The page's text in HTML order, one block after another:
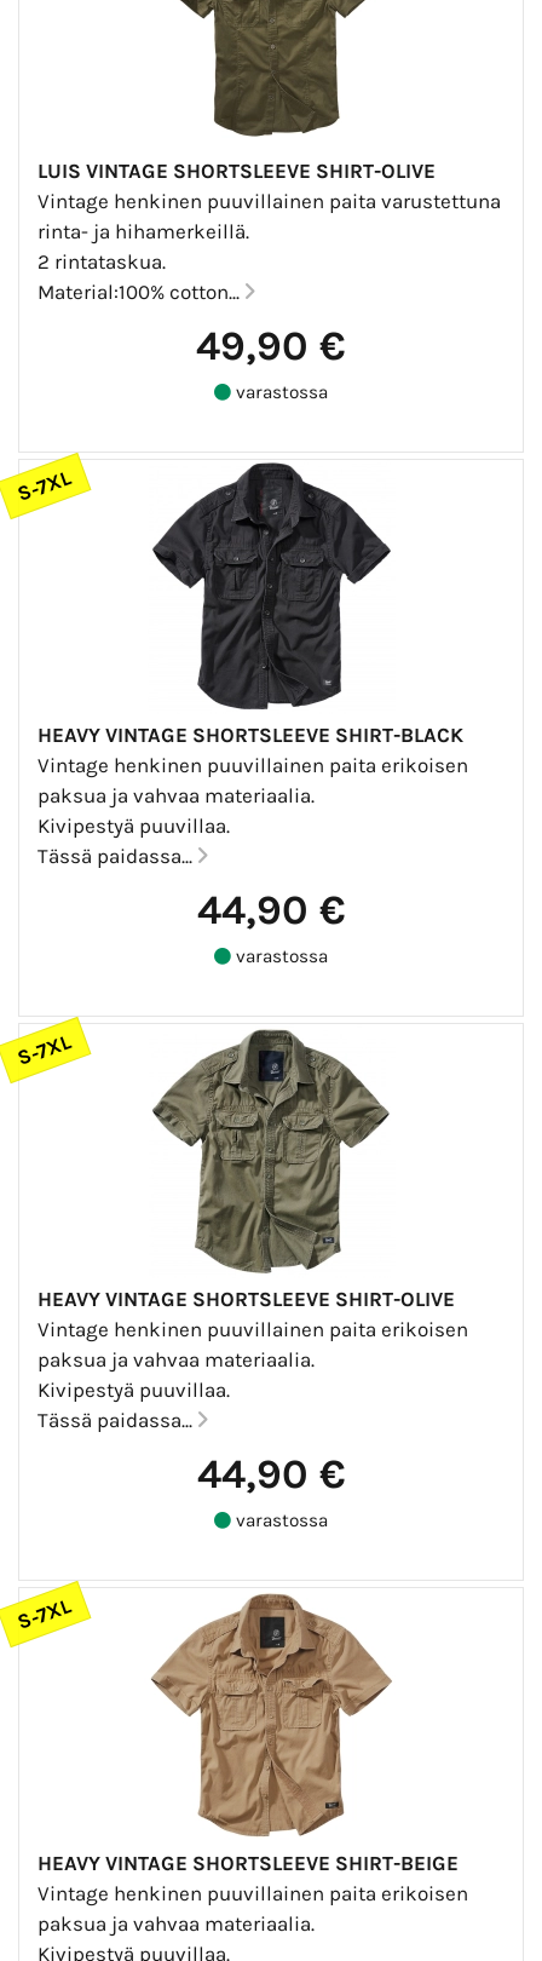
LUIS VINTAGE SHORTSLEEVE SHIRT-OLIVE
Vintage henkinen puuvillainen paita varustettuna
rinta- ja hihamerkeillä.
2 rintataskua.
Material:100% cotton...
49,90 €
varastossa
S-7XL
HEAVY VINTAGE SHORTSLEEVE SHIRT-BLACK
Vintage henkinen puuvillainen paita erikoisen
paksua ja vahvaa materiaalia.
Kivipestyä puuvillaa.
Tässä paidassa...
44,90 €
varastossa
S-7XL
HEAVY VINTAGE SHORTSLEEVE SHIRT-OLIVE
Vintage henkinen puuvillainen paita erikoisen
paksua ja vahvaa materiaalia.
Kivipestyä puuvillaa.
Tässä paidassa...
44,90 €
varastossa
S-7XL
HEAVY VINTAGE SHORTSLEEVE SHIRT-BEIGE
Vintage henkinen puuvillainen paita erikoisen
paksua ja vahvaa materiaalia.
Kivipestyä puuvillaa.